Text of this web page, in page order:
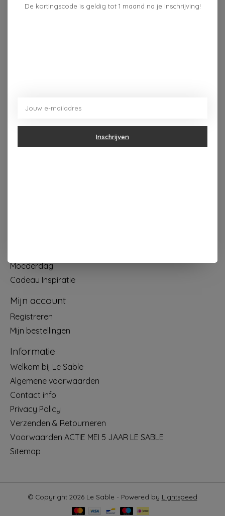
Moederdag
Cadeau Inspiratie
Mijn account
Registreren
Mijn bestellingen
Informatie
Welkom bij Le Sable
Algemene voorwaarden
Contact info
Privacy Policy
Verzenden & Retourneren
Voorwaarden ACTIE MEI 5 JAAR LE SABLE
Sitemap
© Copyright 2026 Le Sable - Powered by Lightspeed
De kortingscode is geldig tot 1 maand na je inschrijving!
Inschrijven